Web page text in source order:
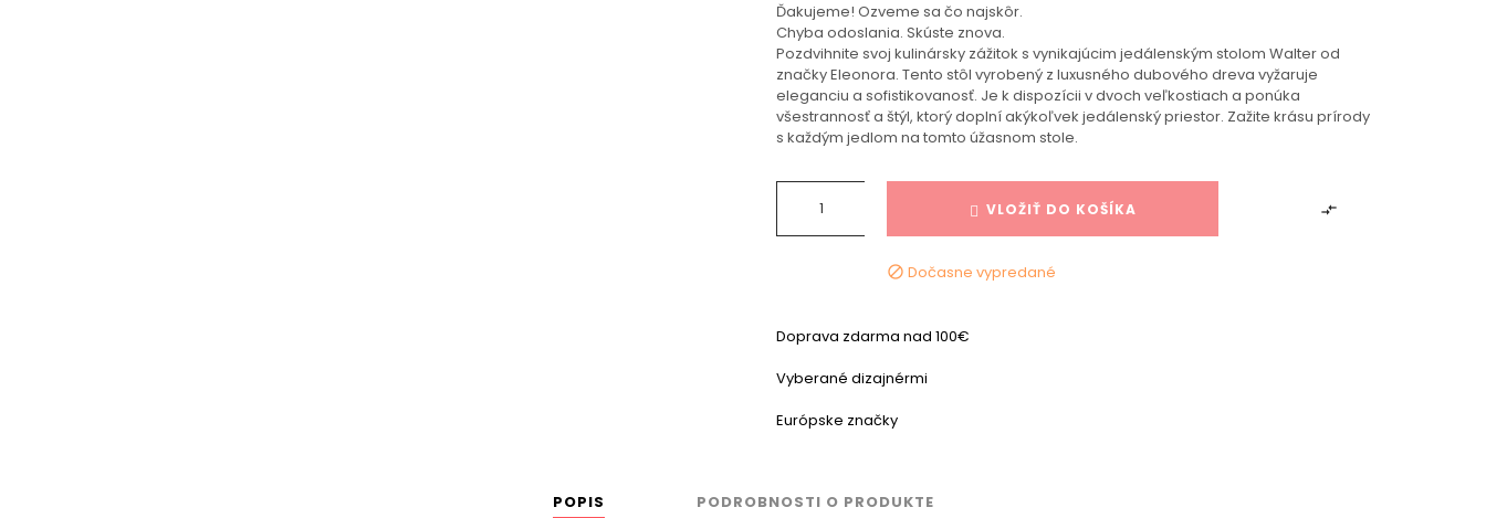
Ďakujeme! Ozveme sa čo najskôr.
Chyba odoslania. Skúste znova.
Pozdvihnite svoj kulinársky zážitok s vynikajúcim jedálenským stolom Walter od
značky Eleonora. Tento stôl vyrobený z luxusného dubového dreva vyžaruje
eleganciu a sofistikovanosť. Je k dispozícii v dvoch veľkostiach a ponúka
všestrannosť a štýl, ktorý doplní akýkoľvek jedálenský priestor. Zažite krásu prírody
s každým jedlom na tomto úžasnom stole.
VLOŽIŤ DO KOŠÍKA 
 Dočasne vypredané
Doprava zdarma nad 100€
Vyberané dizajnérmi
Európske značky
POPIS PODROBNOSTI O PRODUKTE